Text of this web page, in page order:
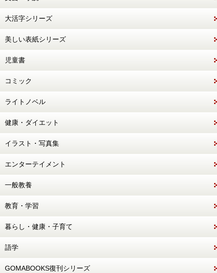
大活字シリーズ
美しい表紙シリーズ
児童書
コミック
ライトノベル
健康・ダイエット
イラスト・写真集
エンターテイメント
一般教養
教育・学習
暮らし・健康・子育て
語学
GOMABOOKS復刊シリーズ